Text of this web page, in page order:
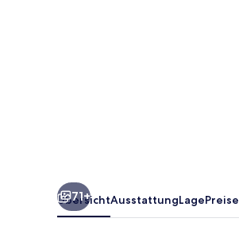
71+
ÜbersichtAusstattungLagePreise